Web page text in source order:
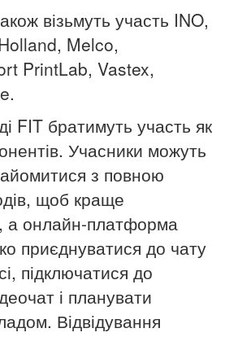
візьмуть участь INO,
Melco,
PrintLab, Vastex,
FIT братимуть участь як
Учасники можуть
з повною
щоб краще
а онлайн-платформа
приєднуватися до чату
підключатися до
і планувати
Відвідування